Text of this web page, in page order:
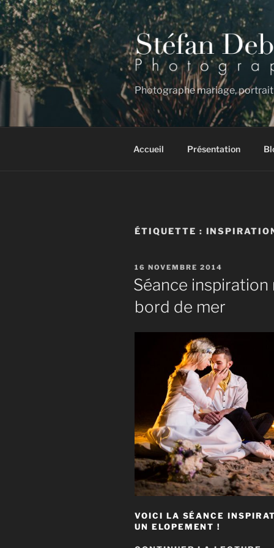
Aller
au
contenu
principal
Photographe mariage,
Accueil Présentation
ÉTIQUETTE :
PUBLIÉ
LE
16 NOVEMBRE 2014
Séance
bord de mer
VOICI LA SÉANCE
UN ELOPEMENT !